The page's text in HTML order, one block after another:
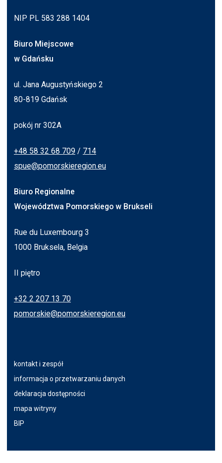
NIP PL 583 288 1404
Biuro Miejscowe
w Gdańsku
ul. Jana Augustyńskiego 2
80-819 Gdańsk
pokój nr 302A
+48 58 32 68 709 / 714
spue@pomorskieregion.eu
Biuro Regionalne
Województwa Pomorskiego w Brukseli
Rue du Luxembourg 3
1000 Bruksela, Belgia
II piętro
+32 2 207 13 70
pomorskie@pomorskieregion.eu
kontakt i zespół
informacja o przetwarzaniu danych
deklaracja dostępności
mapa witryny
BIP